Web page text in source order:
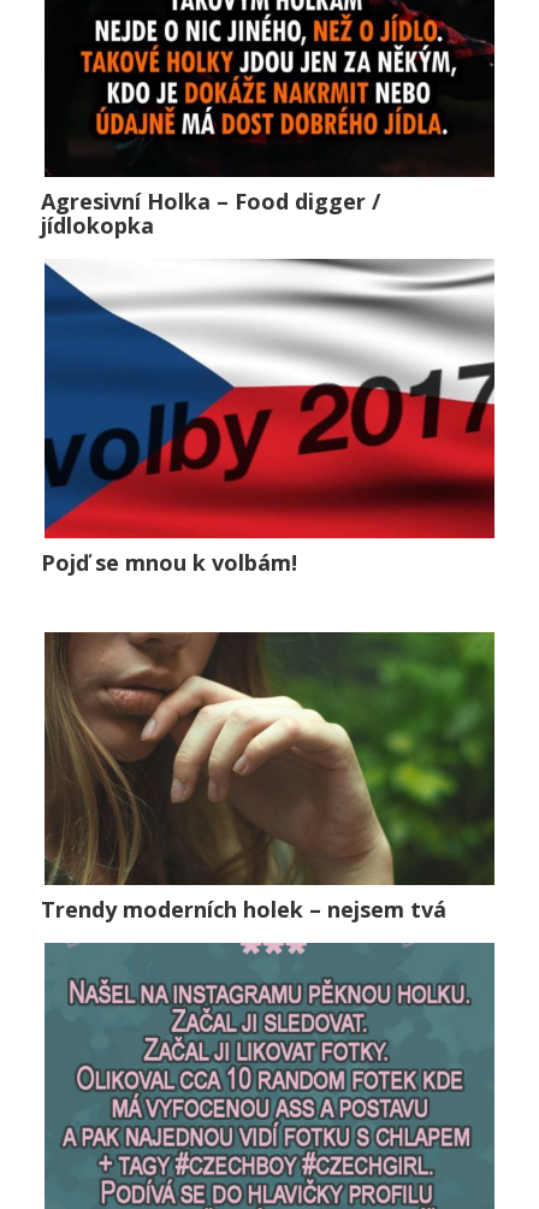
Agresivní Holka – Food digger / jídlokopka
Agresivní Holka – Food digger /
jídlokopka
0
Pojď se mnou k volbám!
Pojď se mnou k volbám!
0
Trendy moderních holek – nejsem tvá
Trendy moderních holek – nejsem tvá